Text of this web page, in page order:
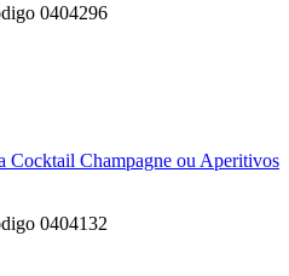
0404296
Cocktail Champagne ou Aperitivos
0404132